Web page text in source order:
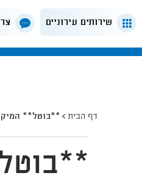
שירותים עירוניים
דף הבית **בוטל**